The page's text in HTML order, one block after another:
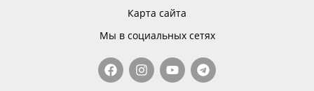
Карта сайта
Мы в социальных сетях